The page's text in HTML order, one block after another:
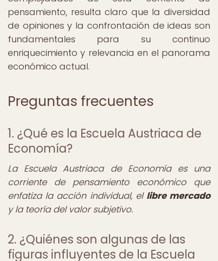
pensamiento, resulta claro que la diversidad
de opiniones y la confrontación de ideas son
fundamentales para su continuo
enriquecimiento y relevancia en el panorama
económico actual.
Preguntas frecuentes
1. ¿Qué es la Escuela Austriaca de
Economía?
La Escuela Austriaca de Economía es una
corriente de pensamiento económico que
enfatiza la acción individual, el libre mercado
y la teoría del valor subjetivo.
2. ¿Quiénes son algunas de las
figuras influyentes de la Escuela